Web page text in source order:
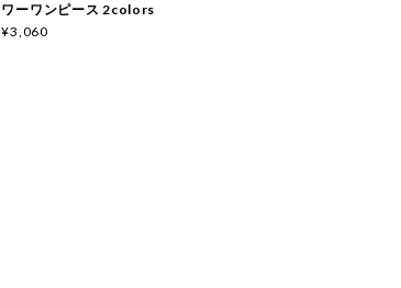
ワーワンピース 2colors
¥3,060